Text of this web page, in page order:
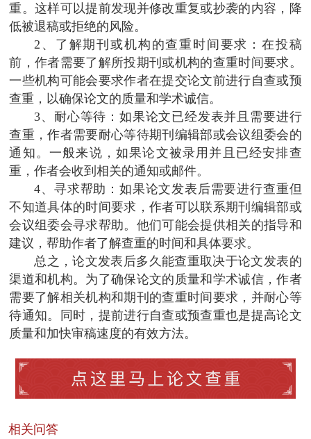
重。这样可以提前发现并修改重复或抄袭的内容，降
低被退稿或拒绝的风险。
2、了解期刊或机构的查重时间要求：在投稿
前，作者需要了解所投期刊或机构的查重时间要求。
一些机构可能会要求作者在提交论文前进行自查或预
查重，以确保论文的质量和学术诚信。
3、耐心等待：如果论文已经发表并且需要进行
查重，作者需要耐心等待期刊编辑部或会议组委会的
通知。一般来说，如果论文被录用并且已经安排查
重，作者会收到相关的通知或邮件。
4、寻求帮助：如果论文发表后需要进行查重但
不知道具体的时间要求，作者可以联系期刊编辑部或
会议组委会寻求帮助。他们可能会提供相关的指导和
建议，帮助作者了解查重的时间和具体要求。
总之，论文发表后多久能查重取决于论文发表的
渠道和机构。为了确保论文的质量和学术诚信，作者
需要了解相关机构和期刊的查重时间要求，并耐心等
待通知。同时，提前进行自查或预查重也是提高论文
质量和加快审稿速度的有效方法。
相关问答